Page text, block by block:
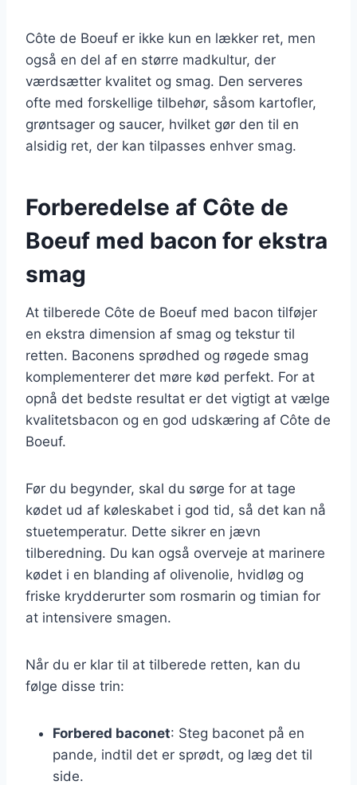
Côte de Boeuf er ikke kun en lækker ret, men
også en del af en større madkultur, der
værdsætter kvalitet og smag. Den serveres
ofte med forskellige tilbehør, såsom kartofler,
grøntsager og saucer, hvilket gør den til en
alsidig ret, der kan tilpasses enhver smag.
Forberedelse af Côte de
Boeuf med bacon for ekstra
smag
At tilberede Côte de Boeuf med bacon tilføjer
en ekstra dimension af smag og tekstur til
retten. Baconens sprødhed og røgede smag
komplementerer det møre kød perfekt. For at
opnå det bedste resultat er det vigtigt at vælge
kvalitetsbacon og en god udskæring af Côte de
Boeuf.
Før du begynder, skal du sørge for at tage
kødet ud af køleskabet i god tid, så det kan nå
stuetemperatur. Dette sikrer en jævn
tilberedning. Du kan også overveje at marinere
kødet i en blanding af olivenolie, hvidløg og
friske krydderurter som rosmarin og timian for
at intensivere smagen.
Når du er klar til at tilberede retten, kan du
følge disse trin:
Forbered baconet: Steg baconet på en
pande, indtil det er sprødt, og læg det til
side.